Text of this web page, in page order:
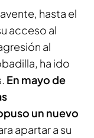
hasta el
acceso al
al
ha ido
En mayo de
un nuevo
apartar a su